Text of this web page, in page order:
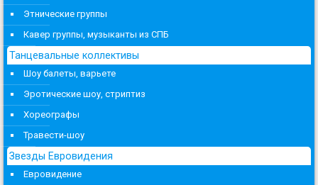
Этнические группы
Кавер группы, музыканты из СПБ
Танцевальные коллективы
Шоу балеты, варьете
Эротические шоу, стриптиз
Хореографы
Травести-шоу
Звезды Евровидения
Евровидение